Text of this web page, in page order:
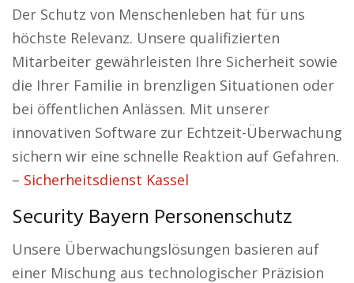
Der Schutz von Menschenleben hat für uns
höchste Relevanz. Unsere qualifizierten
Mitarbeiter gewährleisten Ihre Sicherheit sowie
die Ihrer Familie in brenzligen Situationen oder
bei öffentlichen Anlässen. Mit unserer
innovativen Software zur Echtzeit-Überwachung
sichern wir eine schnelle Reaktion auf Gefahren.
– Sicherheitsdienst Kassel
Security Bayern Personenschutz
Unsere Überwachungslösungen basieren auf
einer Mischung aus technologischer Präzision